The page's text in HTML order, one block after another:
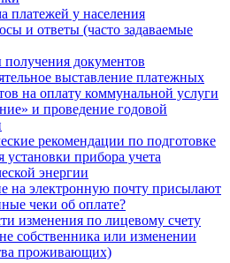
платежей у населения
и ответы (часто задаваемые
документов
выставление платежных
на оплату коммунальной услуги
и проведение годовой
рекомендации по подготовке
установки прибора учета
энергии
на электронную почту присылают
чеки об оплате?
изменения по лицевому счету
собственника или изменении
проживающих)